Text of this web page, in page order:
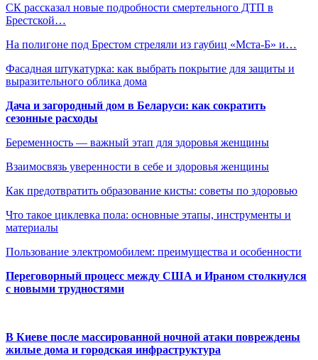
СК рассказал новые подробности смертельного ДТП в
Брестской…
На полигоне под Брестом стреляли из гаубиц «Мста-Б» и…
Фасадная штукатурка: как выбрать покрытие для защиты и
выразительного облика дома
Дача и загородный дом в Беларуси: как сократить
сезонные расходы
Беременность — важный этап для здоровья женщины
Взаимосвязь уверенности в себе и здоровья женщины
Как предотвратить образование кисты: советы по здоровью
Что такое циклевка пола: основные этапы, инструменты и
материалы
Пользование электромобилем: преимущества и особенности
Переговорный процесс между США и Ираном столкнулся
с новыми трудностями
В Киеве после массированной ночной атаки повреждены
жилые дома и городская инфраструктура